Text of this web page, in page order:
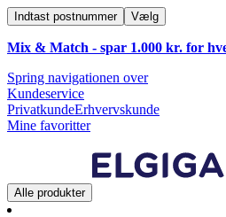
Indtast postnummer Vælg
Mix & Match - spar 1.000 kr. for
Spring navigationen over
Kundeservice
PrivatkundeErhvervskunde
Mine favoritter
Alle produkter